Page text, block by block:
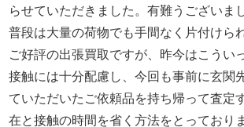
らせていただきました。有難うございま
普段は大量の荷物でも手間なく片付けら
ご好評の出張買取ですが、昨今はこうい
接触には十分配慮し、今回も事前に玄関
ていただいたご依頼品を持ち帰って査定
在と接触の時間を省く方法をとっており